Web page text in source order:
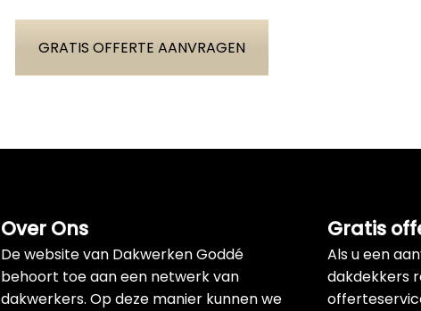
GRATIS OFFERTE AANVRAGEN
Over Ons
De website van Dakwerken Goddé
behoort toe aan een netwerk van
dakwerkers. Op deze manier kunnen we
Gratis
Als u een
dakdekkers